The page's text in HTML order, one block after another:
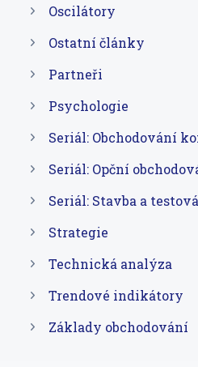
Oscilátory
Ostatní články
Partneři
Psychologie
Seriál: Obchodování
Seriál: Opční
Seriál: Stavba a
Strategie
Technická analýza
Trendové indikátory
Základy obchodování